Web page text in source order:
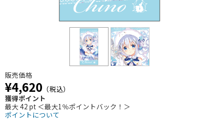
販売価格
¥4,620 （税込）
獲得ポイント
最大 42 pt ＜最大1％ポイントバック！＞
ポイントについて